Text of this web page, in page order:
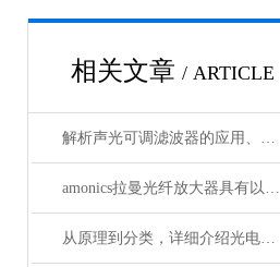
相关文章 / ARTICLE
解析声光可调滤波器的应用、原理以及使用特点
amonics拉曼光纤放大器具有以下四大优点
从原理到分类，详细介绍光电探测器